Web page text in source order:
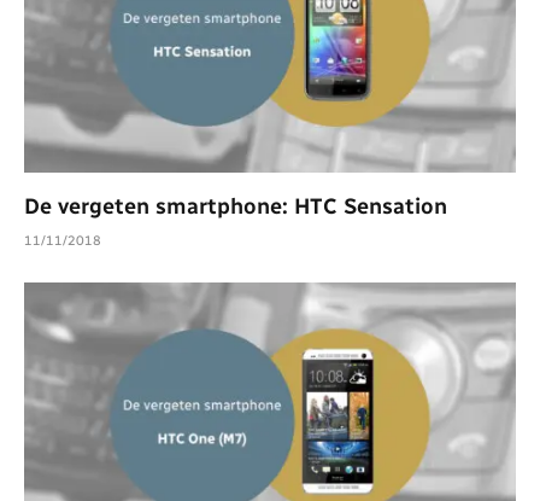
De vergeten smartphone: HTC Sensation
11/11/2018